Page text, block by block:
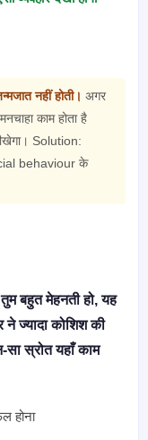
नहीं होती। अगर
काम होता है
Solution:
behaviour के
बहुत मेहनती हो, यह
ज्यादा कोशिश की
स्रोत यहाँ काम
होना